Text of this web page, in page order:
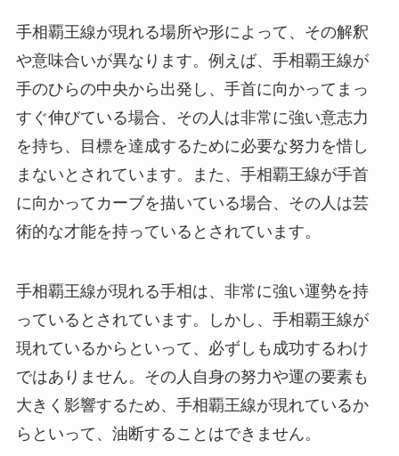
手相覇王線が現れる場所や形によって、その解釈
や意味合いが異なります。例えば、手相覇王線が
手のひらの中央から出発し、手首に向かってまっ
すぐ伸びている場合、その人は非常に強い意志力
を持ち、目標を達成するために必要な努力を惜し
まないとされています。また、手相覇王線が手首
に向かってカーブを描いている場合、その人は芸
術的な才能を持っているとされています。
手相覇王線が現れる手相は、非常に強い運勢を持
っているとされています。しかし、手相覇王線が
現れているからといって、必ずしも成功するわけ
ではありません。その人自身の努力や運の要素も
大きく影響するため、手相覇王線が現れているか
らといって、油断することはできません。